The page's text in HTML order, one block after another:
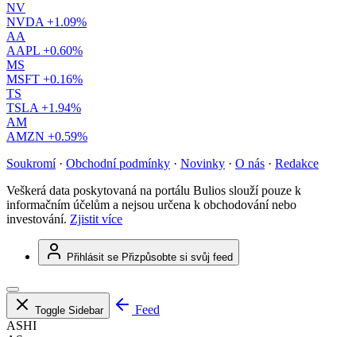
NV
NVDA +1.09%
AA
AAPL +0.60%
MS
MSFT +0.16%
TS
TSLA +1.94%
AM
AMZN +0.59%
Soukromí · Obchodní podmínky · Novinky · O nás · Redakce
Veškerá data poskytovaná na portálu Bulios slouží pouze k
informačním účelům a nejsou určena k obchodování nebo
investování. Zjistit více
Přihlásit se Přizpůsobte si svůj feed
Toggle Sidebar
Feed
ASHI